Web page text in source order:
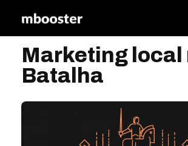
mbooster
Marketing Booster
Marketing local
Batalha